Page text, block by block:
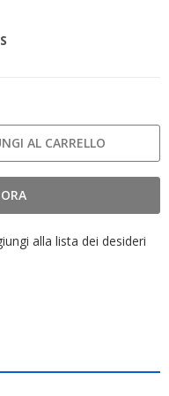
AL CARRELLO
alla lista dei desideri